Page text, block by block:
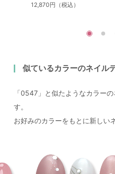
12,870円（税込）
似ているカラーのネイル
「0547」と似たようなカラー
す。
お好みのカラーをもとに新しい